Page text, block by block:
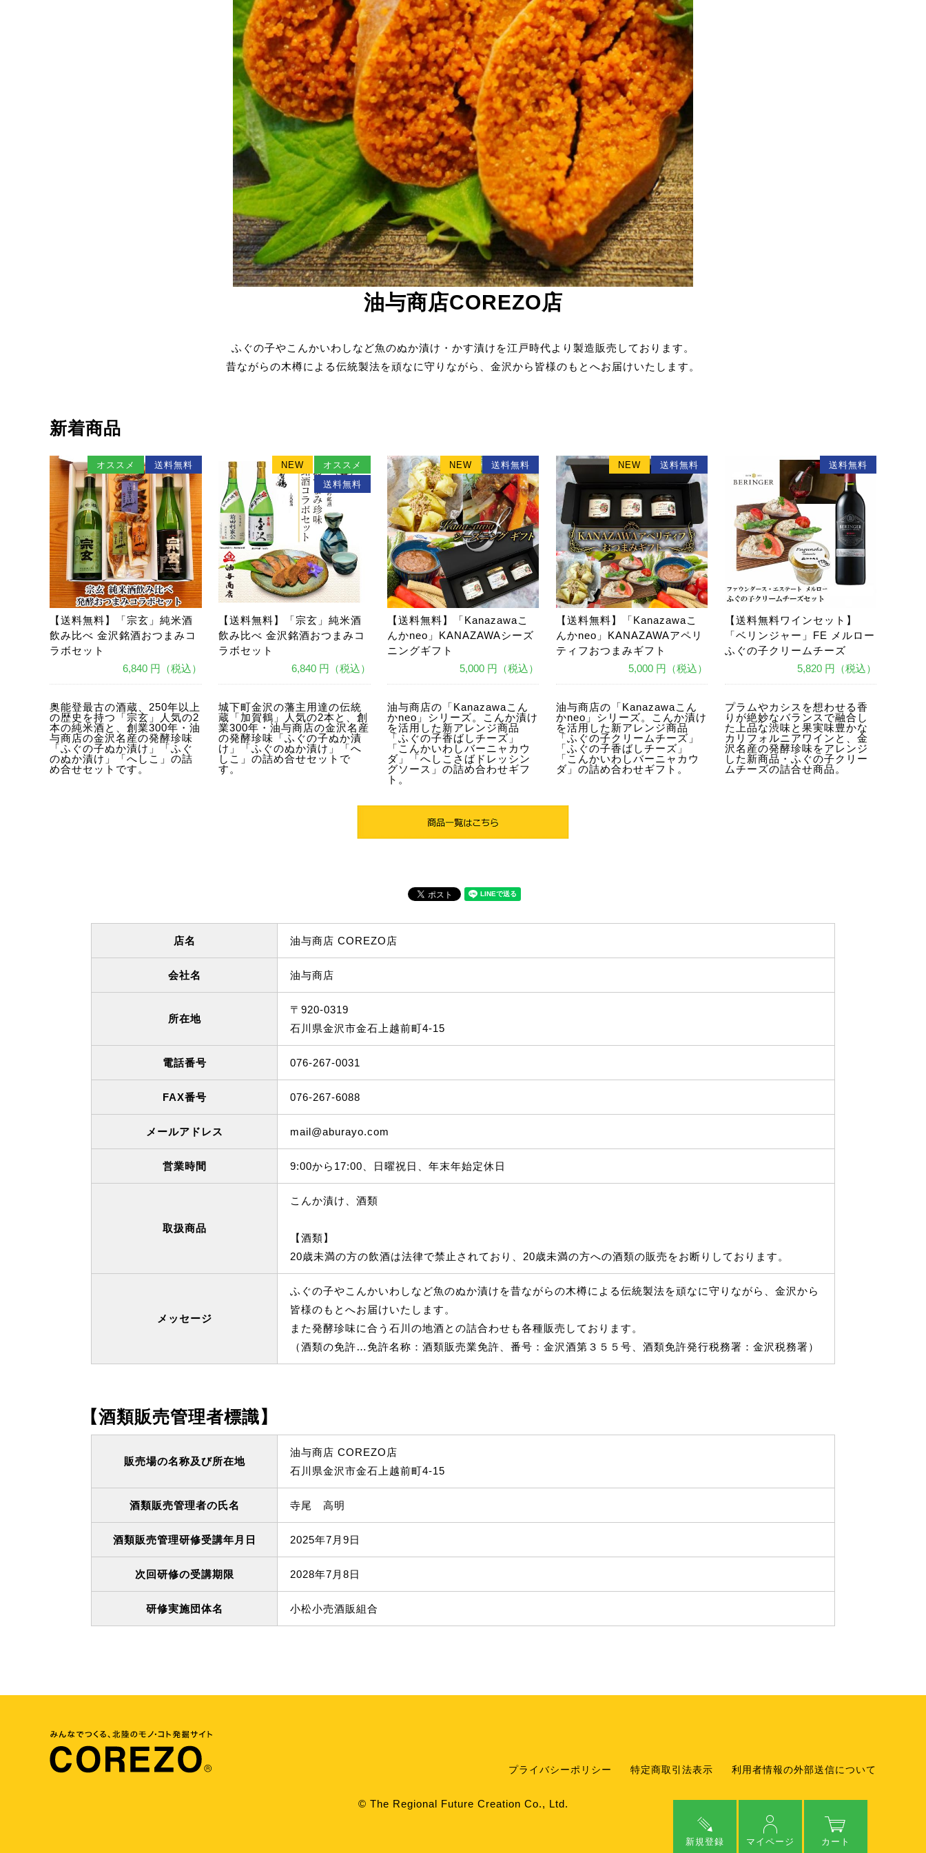
新規登録 マイページ カート
油与商店COREZO店
ふぐの子やこんかいわしなど魚のぬか漬け・かす漬けを江戸時代より製造販売しております。
昔ながらの木樽による伝統製法を頑なに守りながら、金沢から皆様のもとへお届けいたします。
新着商品
オススメ 送料無料
【送料無料】「宗玄」純米酒
飲み比べ 金沢銘酒おつまみコ
ラボセット
6,840 円（税込）
奥能登最古の酒蔵、250年以上
の歴史を持つ「宗玄」人気の2
本の純米酒と、創業300年・油
与商店の金沢名産の発酵珍味
「ふぐの子ぬか漬け」「ふぐ
のぬか漬け」「へしこ」の詰
め合せセットです。
NEW
オススメ
送料無料
【送料無料】「宗玄」純米酒
飲み比べ 金沢銘酒おつまみコ
ラボセット
6,840 円（税込）
城下町金沢の藩主用達の伝統
蔵「加賀鶴」人気の2本と、創
業300年・油与商店の金沢名産
の発酵珍味「ふぐの子ぬか漬
け」「ふぐのぬか漬け」「へ
しこ」の詰め合せセットで
す。
NEW 送料無料
【送料無料】「Kanazawaこ
んかneo」KANAZAWAシーズ
ニングギフト
5,000 円（税込）
油与商店の「Kanazawaこん
かneo」シリーズ。こんか漬け
を活用した新アレンジ商品
「ふぐの子香ばしチーズ」
「こんかいわしバーニャカウ
ダ」「へしこさばドレッシン
グソース」の詰め合わせギフ
ト。
NEW 送料無料
【送料無料】「Kanazawaこ
んかneo」KANAZAWAアペリ
ティフおつまみギフト
5,000 円（税込）
油与商店の「Kanazawaこん
かneo」シリーズ。こんか漬け
を活用した新アレンジ商品
「ふぐの子クリームチーズ」
「ふぐの子香ばしチーズ」
「こんかいわしバーニャカウ
ダ」の詰め合わせギフト。
送料無料
【送料無料ワインセット】
「ベリンジャー」FE メルロー
ふぐの子クリームチーズ
5,820 円（税込）
プラムやカシスを想わせる香
りが絶妙なバランスで融合し
た上品な渋味と果実味豊かな
カリフォルニアワインと、金
沢名産の発酵珍味をアレンジ
した新商品・ふぐの子クリー
ムチーズの詰合せ商品。
店名 油与商店 COREZO店
会社名 油与商店
所在地
〒920-0319
石川県金沢市金石上越前町4-15
電話番号 076-267-0031
FAX番号 076-267-6088
メールアドレス mail@aburayo.com
営業時間 9:00から17:00、日曜祝日、年末年始定休日
取扱商品
こんか漬け、酒類
【酒類】
20歳未満の方の飲酒は法律で禁止されており、20歳未満の方への酒類の販売をお断りしております。
メッセージ
ふぐの子やこんかいわしなど魚のぬか漬けを昔ながらの木樽による伝統製法を頑なに守りながら、金沢から
皆様のもとへお届けいたします。
また発酵珍味に合う石川の地酒との詰合わせも各種販売しております。
（酒類の免許…免許名称：酒類販売業免許、番号：金沢酒第３５５号、酒類免許発行税務署：金沢税務署）
【酒類販売管理者標識】
販売場の名称及び所在地
油与商店 COREZO店
石川県金沢市金石上越前町4-15
酒類販売管理者の氏名 寺尾 高明
酒類販売管理研修受講年月日 2025年7月9日
次回研修の受講期限 2028年7月8日
研修実施団体名 小松小売酒販組合
プライバシーポリシー 特定商取引法表示 利用者情報の外部送信について
© The Regional Future Creation Co., Ltd.
新規登録 マイページ カート